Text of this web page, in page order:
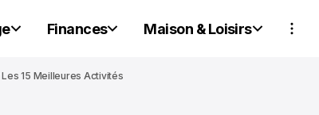
Finances Maison & Loisirs
Les 15 Meilleures Activités